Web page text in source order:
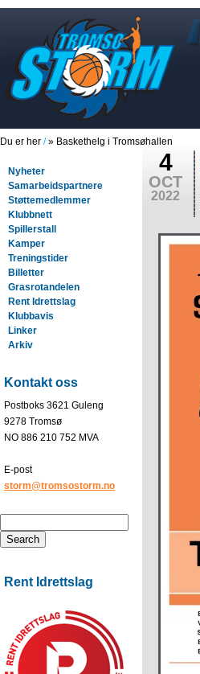
Du er her /» Baskethelg i Tromsøhallen
Nyheter
Samarbeidspartnere
Støttemedlemmer
Klubbnett
Spillerstall
Kamper
Treningstider
Billetter
Grasrotandelen
Rent Idrettslag
Klubbavis
Linker
Arkiv
Kontakt oss
Postboks 3621 Guleng
9278 Tromsø
NO 886 210 752 MVA
E-post
storm@tromsostorm.no
Rent Idrettslag
4
OCT
2022